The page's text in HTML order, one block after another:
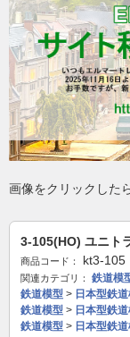
画像をクリックした
3-105(HO) ユニト
商品コード： kt3-105
関連カテゴリ：
鉄道模
鉄道模型 > 日本型鉄
鉄道模型 > 日本型鉄
鉄道模型 > 日本型鉄